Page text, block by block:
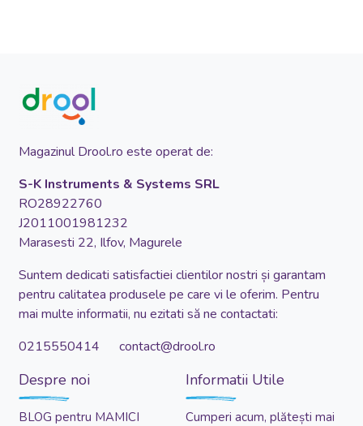
Magazinul Drool.ro este operat de:
S-K Instruments & Systems SRL
RO28922760
J2011001981232
Marasesti 22, Ilfov, Magurele
Suntem dedicati satisfactiei clientilor nostri și garantam
pentru calitatea produsele pe care vi le oferim. Pentru
mai multe informatii, nu ezitati să ne contactati:
0215550414 contact@drool.ro
Despre noi
BLOG pentru MAMICI
Informatii Utile
Cumperi acum, plătești mai